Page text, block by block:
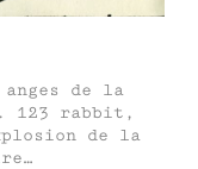
de la
123 rabbit,
de la